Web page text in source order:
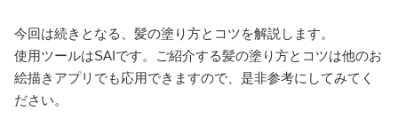
今回は続きとなる、髪の塗り方とコツを解説します。
使用ツールはSAIです。ご紹介する髪の塗り方とコツは他のお
絵描きアプリでも応用できますので、是非参考にしてみてく
ださい。